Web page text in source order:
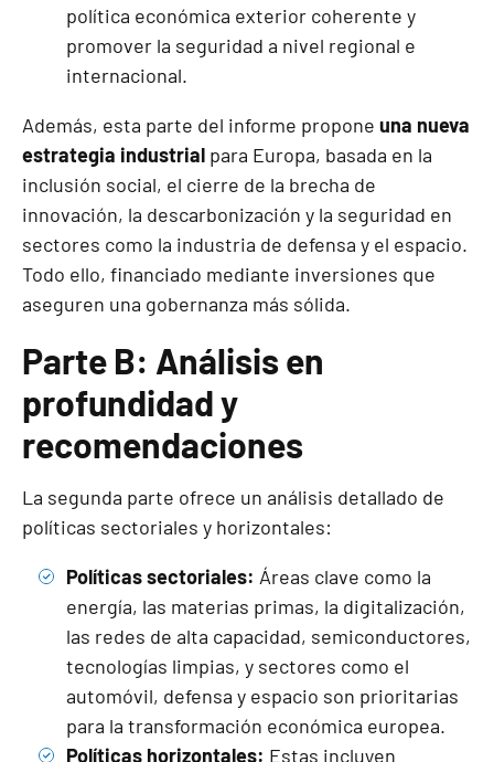
política económica exterior coherente y
promover la seguridad a nivel regional e
internacional.
Además, esta parte del informe propone una nueva
estrategia industrial para Europa, basada en la
inclusión social, el cierre de la brecha de
innovación, la descarbonización y la seguridad en
sectores como la industria de defensa y el espacio.
Todo ello, financiado mediante inversiones que
aseguren una gobernanza más sólida.
Parte B: Análisis en
profundidad y
recomendaciones
La segunda parte ofrece un análisis detallado de
políticas sectoriales y horizontales:
Políticas sectoriales: Áreas clave como la
energía, las materias primas, la digitalización,
las redes de alta capacidad, semiconductores,
tecnologías limpias, y sectores como el
automóvil, defensa y espacio son prioritarias
para la transformación económica europea.
Políticas horizontales: Estas incluyen